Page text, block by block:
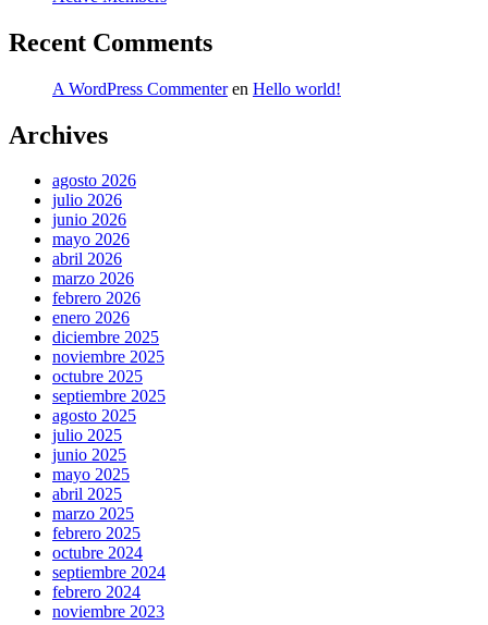
Recent Comments
A WordPress Commenteren Hello world!
Archives
agosto 2026
julio 2026
junio 2026
mayo 2026
abril 2026
marzo 2026
febrero 2026
enero 2026
diciembre 2025
noviembre 2025
octubre 2025
septiembre 2025
agosto 2025
julio 2025
junio 2025
mayo 2025
abril 2025
marzo 2025
febrero 2025
octubre 2024
septiembre 2024
febrero 2024
noviembre 2023